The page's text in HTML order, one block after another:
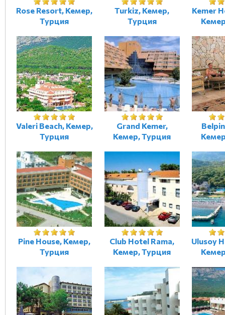
Rose Resort, Кемер,
Турция
Turkiz, Кемер,
Турция
Kemer
Valeri Beach, Кемер,
Турция
Grand Kemer,
Кемер, Турция
Pine House, Кемер,
Турция
Club Hotel Rama,
Кемер, Турция
Ulusoy